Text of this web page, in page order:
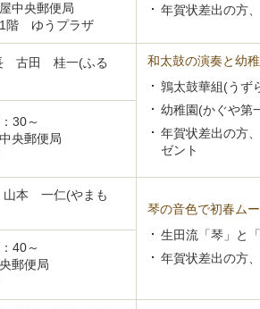
年賀状差出の方
中央郵便局
階 ゆうプラザ
古田 桂一(ふる
和太鼓の演奏と幼
鶉太鼓華組(うず
幼稚園(かぐや第
年賀状差出の方
ゼント
30～
央郵便局
本 一仁(やまも
琴の音色で初春ム
生田流「琴」と
年賀状差出の方
40～
郵便局